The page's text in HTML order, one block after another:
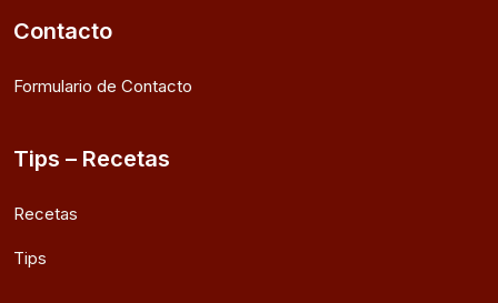
Contacto
Formulario de Contacto
Tips – Recetas
Recetas
Tips